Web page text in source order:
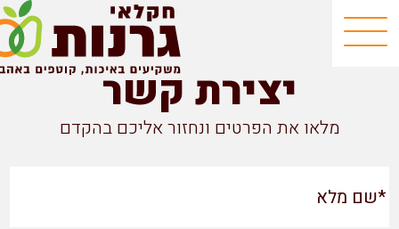
יצירת קשר
מלאו את הפרטים ונחזור אליכם בהקדם